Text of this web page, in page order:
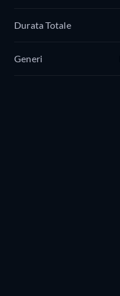
Durata Totale
Generi